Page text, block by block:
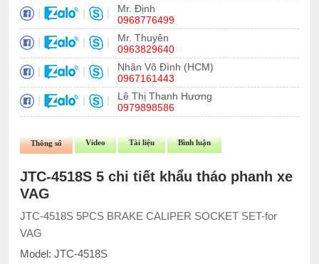
| | |
Mr. Định
0968776499
| | |
Mr. Thuyên
0963829640
| | |
Nhân Võ Đình (HCM)
0967161443
| | |
Lê Thị Thanh Hương
0979898586
Thông số Video Tài liệu Bình luận
JTC-4518S 5 chi tiết khẩu tháo phanh xe
VAG
JTC-4518S 5PCS BRAKE CALIPER SOCKET SET-for
VAG
Model: JTC-4518S